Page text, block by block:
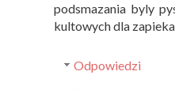
podsmazania byly
kultowych dla
Odpowiedzi